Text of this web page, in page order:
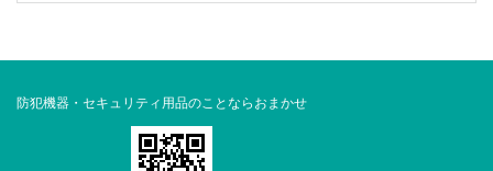
防犯機器・セキュリティ用品のことならおまかせ